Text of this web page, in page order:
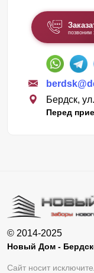
позвоним
Бердск,
Перед
© 2014-2025
Новый Дом -
Сайт носит